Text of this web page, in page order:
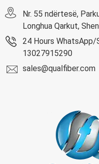
Nr. 55 ndërtesë,
Longhua Qarkut,
24 Hours
13027915290
sales@qualfiber.com